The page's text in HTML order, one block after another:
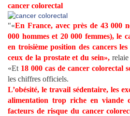
cancer colorectal
"«En France, avec près de 43 000
000 hommes et 20 000 femmes), le
en troisième position des cancers
ceux de la prostate et du sein»,
«Et 18 000 cas de cancer colorectal
les chiffres officiels.
L’obésité, le travail sédentaire, les
alimentation trop riche en viande
facteurs de risque du cancer